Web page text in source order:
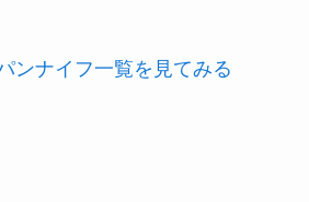
ンナイフ一覧を見てみる